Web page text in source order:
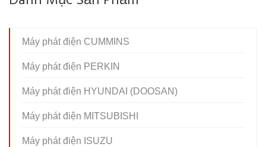
Máy phát điện CUMMINS
Máy phát điện PERKIN
Máy phát điện HYUNDAI (DOOSAN)
Máy phát điện MITSUBISHI
Máy phát điện ISUZU